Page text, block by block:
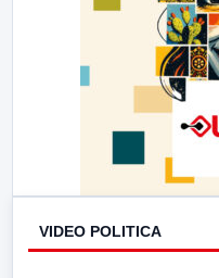
VIDEO POLITICA